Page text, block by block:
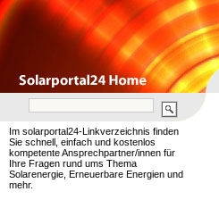
Im solarportal24-Linkverzeichnis finden
Sie schnell, einfach und kostenlos
kompetente Ansprechpartner/innen für
Ihre Fragen rund ums Thema
Solarenergie, Erneuerbare Energien und
mehr.